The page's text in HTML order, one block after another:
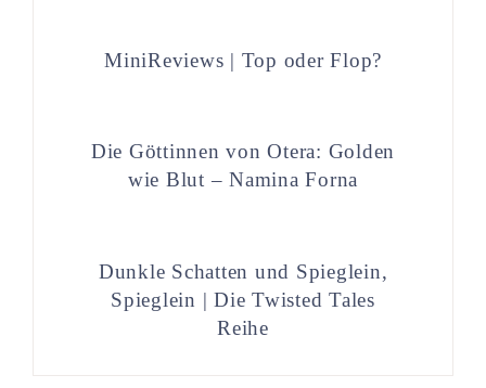
MiniReviews | Top oder Flop?
Die Göttinnen von Otera: Golden
wie Blut – Namina Forna
Dunkle Schatten und Spieglein,
Spieglein | Die Twisted Tales
Reihe